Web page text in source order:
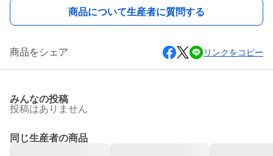
商品について生産者に質問する
商品をシェア リンクをコピー
みんなの投稿
投稿はありません
同じ生産者の商品